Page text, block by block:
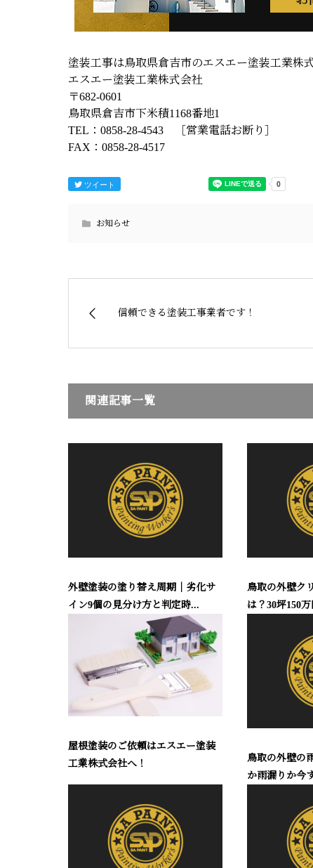
塗装工事は鳥取県倉吉市のエスエー塗装工業株
エスエー塗装工業株式会社
〒682-0601
鳥取県倉吉市下米積1168番地1
TEL：0858-28-4543 ［営業電話お断り］
FAX：0858-28-4517
ツイート
お知らせ
信頼できる塗装工事業者です！
関連記事一覧
外壁塗装の塗り替え周期｜劣化サ
イン9個の見分け方と判定時...
鳥取の外壁ク
は？30坪150
屋根塗装のご依頼はエスエー塗装
工業株式会社へ！
鳥取の外壁の
か雨漏りか今